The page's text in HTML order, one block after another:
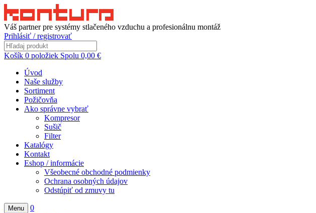
Váš partner pre systémy stlačeného vzduchu a profesionálnu montáž
Prihlásiť / registrovať
Košík 0 položiek Spolu 0,00 €
Úvod
Naše služby
Sortiment
Požičovňa
Ako správne vybrať
Kompresor
Sušič
Filter
Katalógy
Kontakt
Eshop / informácie
Všeobecné obchodné podmienky
Ochrana osobných údajov
Odstúpiť od zmuvy tu
Menu
0